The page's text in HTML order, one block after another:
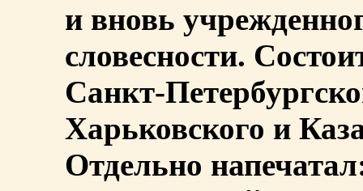
и вновь
словесности.
Санкт-
Харьковского и
Отдельно